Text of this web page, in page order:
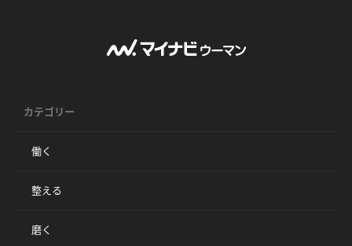
カテゴリー
働く
整える
磨く